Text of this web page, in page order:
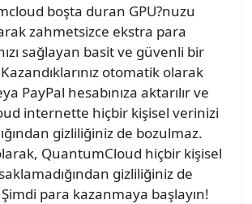
boşta duran GPU?nuzu
zahmetsizce ekstra para
sağlayan basit ve güvenli bir
otomatik olarak
PayPal hesabınıza aktarılır ve
internette hiçbir kişisel verinizi
gizliliğiniz de bozulmaz.
QuantumCloud hiçbir kişisel
gizliliğiniz de
para kazanmaya başlayın!